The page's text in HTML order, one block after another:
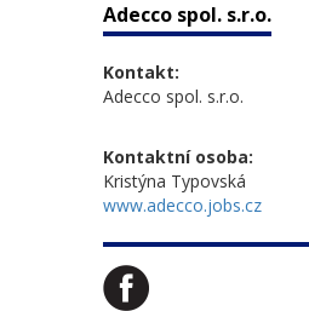
Adecco spol. s.r.o.
Kontakt:
Adecco spol. s.r.o.
Kontaktní osoba:
Kristýna Typovská
www.adecco.jobs.cz